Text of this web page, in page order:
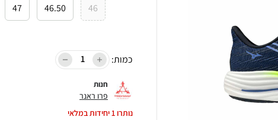
46
46.50
47
כמות:
חנות
פרו ראנר
נותרו1יחידות במלאי